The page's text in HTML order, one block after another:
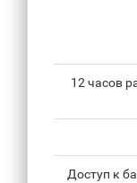
12 часов
Доступ к